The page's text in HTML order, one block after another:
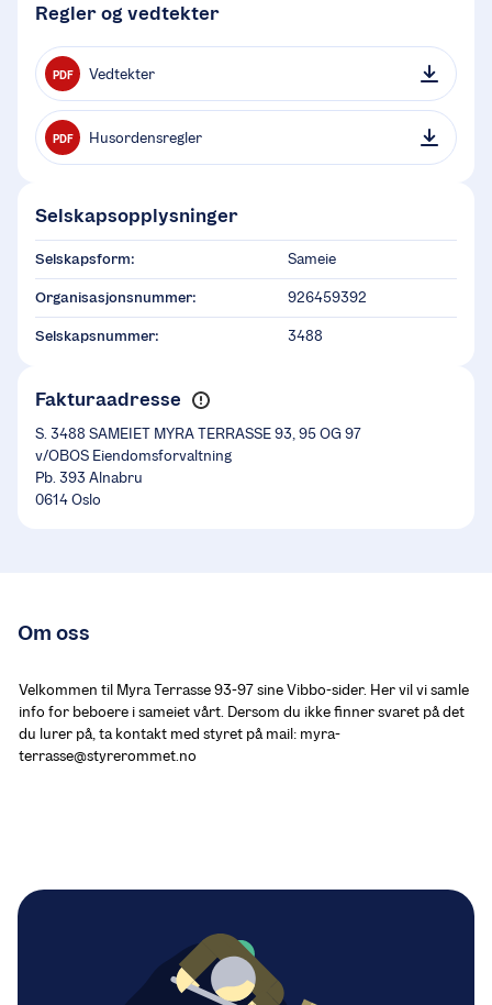
Regler og vedtekter
PDF Vedtekter
PDF Husordensregler
Selskapsopplysninger
Selskapsform: Sameie
Organisasjonsnummer: 926459392
Selskapsnummer: 3488
Fakturaadresse
S. 3488 SAMEIET MYRA TERRASSE 93, 95 OG 97
v/OBOS Eiendomsforvaltning
Pb. 393 Alnabru
0614 Oslo
Om oss
Velkommen til Myra Terrasse 93-97 sine Vibbo-sider. Her vil vi samle
info for beboere i sameiet vårt. Dersom du ikke finner svaret på det
du lurer på, ta kontakt med styret på mail: myra-
terrasse@styrerommet.no